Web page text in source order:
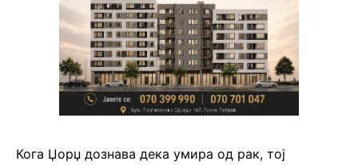
Кога Џорџ дознава дека умира од рак, тој